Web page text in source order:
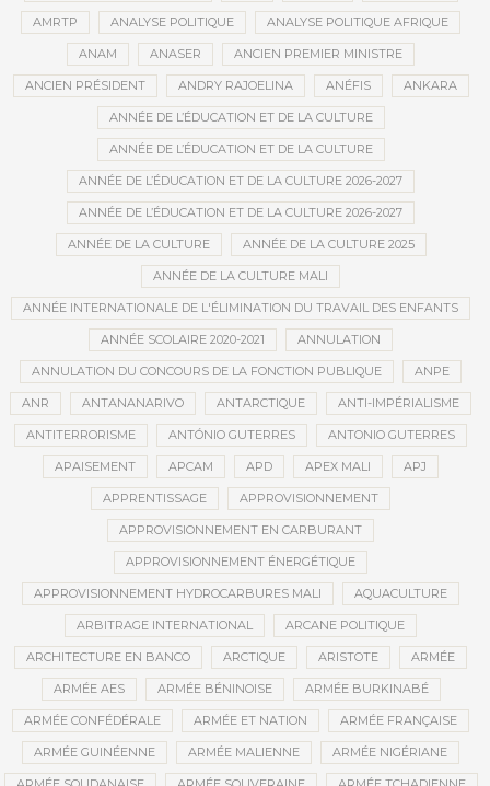
AMRTP ANALYSE POLITIQUE ANALYSE POLITIQUE AFRIQUE
ANAM ANASER ANCIEN PREMIER MINISTRE
ANCIEN PRÉSIDENT ANDRY RAJOELINA ANÉFIS ANKARA
ANNÉE DE L’ÉDUCATION ET DE LA CULTURE
ANNÉE DE L’ÉDUCATION ET DE LA CULTURE
ANNÉE DE L’ÉDUCATION ET DE LA CULTURE 2026-2027
ANNÉE DE L’ÉDUCATION ET DE LA CULTURE 2026-2027
ANNÉE DE LA CULTURE ANNÉE DE LA CULTURE 2025
ANNÉE DE LA CULTURE MALI
ANNÉE INTERNATIONALE DE L'ÉLIMINATION DU TRAVAIL DES ENFANTS
ANNÉE SCOLAIRE 2020-2021 ANNULATION
ANNULATION DU CONCOURS DE LA FONCTION PUBLIQUE ANPE
ANR ANTANANARIVO ANTARCTIQUE ANTI-IMPÉRIALISME
ANTITERRORISME ANTÓNIO GUTERRES ANTONIO GUTERRES
APAISEMENT APCAM APD APEX MALI APJ
APPRENTISSAGE APPROVISIONNEMENT
APPROVISIONNEMENT EN CARBURANT
APPROVISIONNEMENT ÉNERGÉTIQUE
APPROVISIONNEMENT HYDROCARBURES MALI AQUACULTURE
ARBITRAGE INTERNATIONAL ARCANE POLITIQUE
ARCHITECTURE EN BANCO ARCTIQUE ARISTOTE ARMÉE
ARMÉE AES ARMÉE BÉNINOISE ARMÉE BURKINABÉ
ARMÉE CONFÉDÉRALE ARMÉE ET NATION ARMÉE FRANÇAISE
ARMÉE GUINÉENNE ARMÉE MALIENNE ARMÉE NIGÉRIANE